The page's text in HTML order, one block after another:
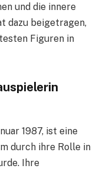
und die innere
dazu beigetragen,
Figuren in
1987, ist eine
durch ihre Rolle in
Ihre